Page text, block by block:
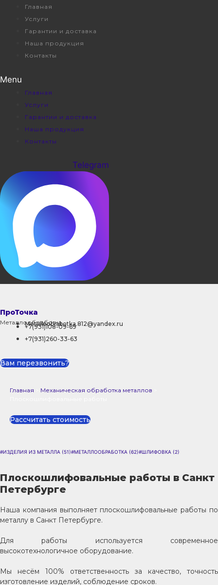
Перейти
содержимому
Главная
Услуги
Гарантии и доставка
Наша продукция
Контакты
Menu
Главная
Услуги
Гарантии и доставка
Наша продукция
Контакты
Telegram
ПроТочка
Металлообработка
Metalloobrabotka.812@yandex.ru
+7(931)108-09-69
+7(931)260-33-63
Вам перезвонить?
Главная Механическая обработка металлов
Рассчитать стоимость
#ИЗДЕЛИЯ ИЗ МЕТАЛЛА (51)#МЕТАЛЛООБРАБОТКА (62)#ШЛИФОВКА (2)
Плоскошлифовальные работы в Санкт
Петербурге
Наша компания выполняет плоскошлифовальные работы по
металлу в Санкт Петербурге.
Для работы используется современное
высокотехнологичное оборудование.
Мы несём 100% ответственность за качество, точность
изготовление изделий, соблюдение сроков.